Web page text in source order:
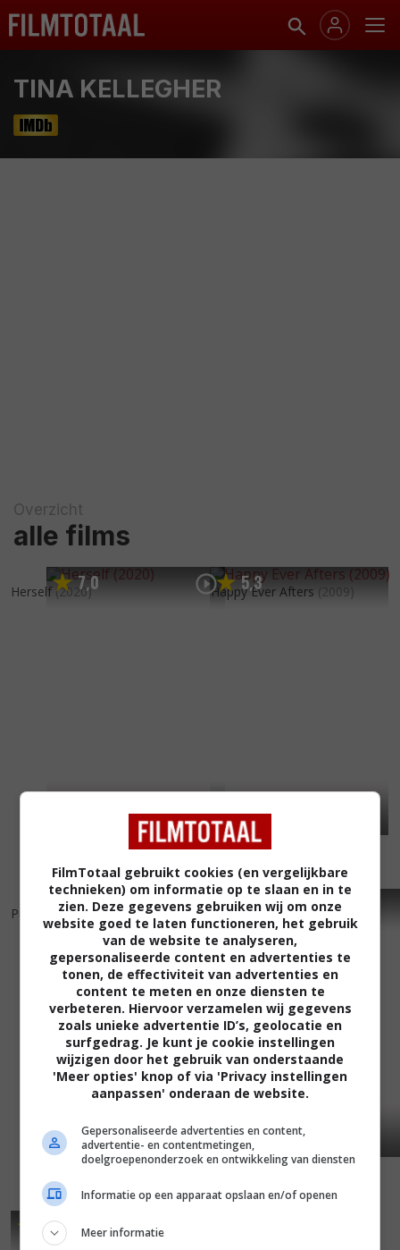
TINA KELLEGHER
Overzicht
alle films
7,0
Herself (2020) 5,3
Happy Ever Afters (2009)
4, 2
Puffball (2007) 6 ,2
Sinners (2002)
7,6
FilmTotaal gebruikt cookies (en vergelijkbare
technieken) om informatie op te slaan en in te
zien. Deze gegevens gebruiken wij om onze
website goed te laten functioneren, het gebruik
van de website te analyseren,
gepersonaliseerde content en advertenties te
tonen, de effectiviteit van advertenties en
content te meten en onze diensten te
verbeteren. Hiervoor verzamelen wij gegevens
zoals unieke advertentie ID’s, geolocatie en
surfgedrag. Je kunt je cookie instellingen
wijzigen door het gebruik van onderstaande
'Meer opties' knop of via 'Privacy instellingen
aanpassen' onderaan de website.
Gepersonaliseerde advertenties en content,
advertentie- en contentmetingen,
doelgroepenonderzoek en ontwikkeling van diensten
Informatie op een apparaat opslaan en/of openen
Meer informatie